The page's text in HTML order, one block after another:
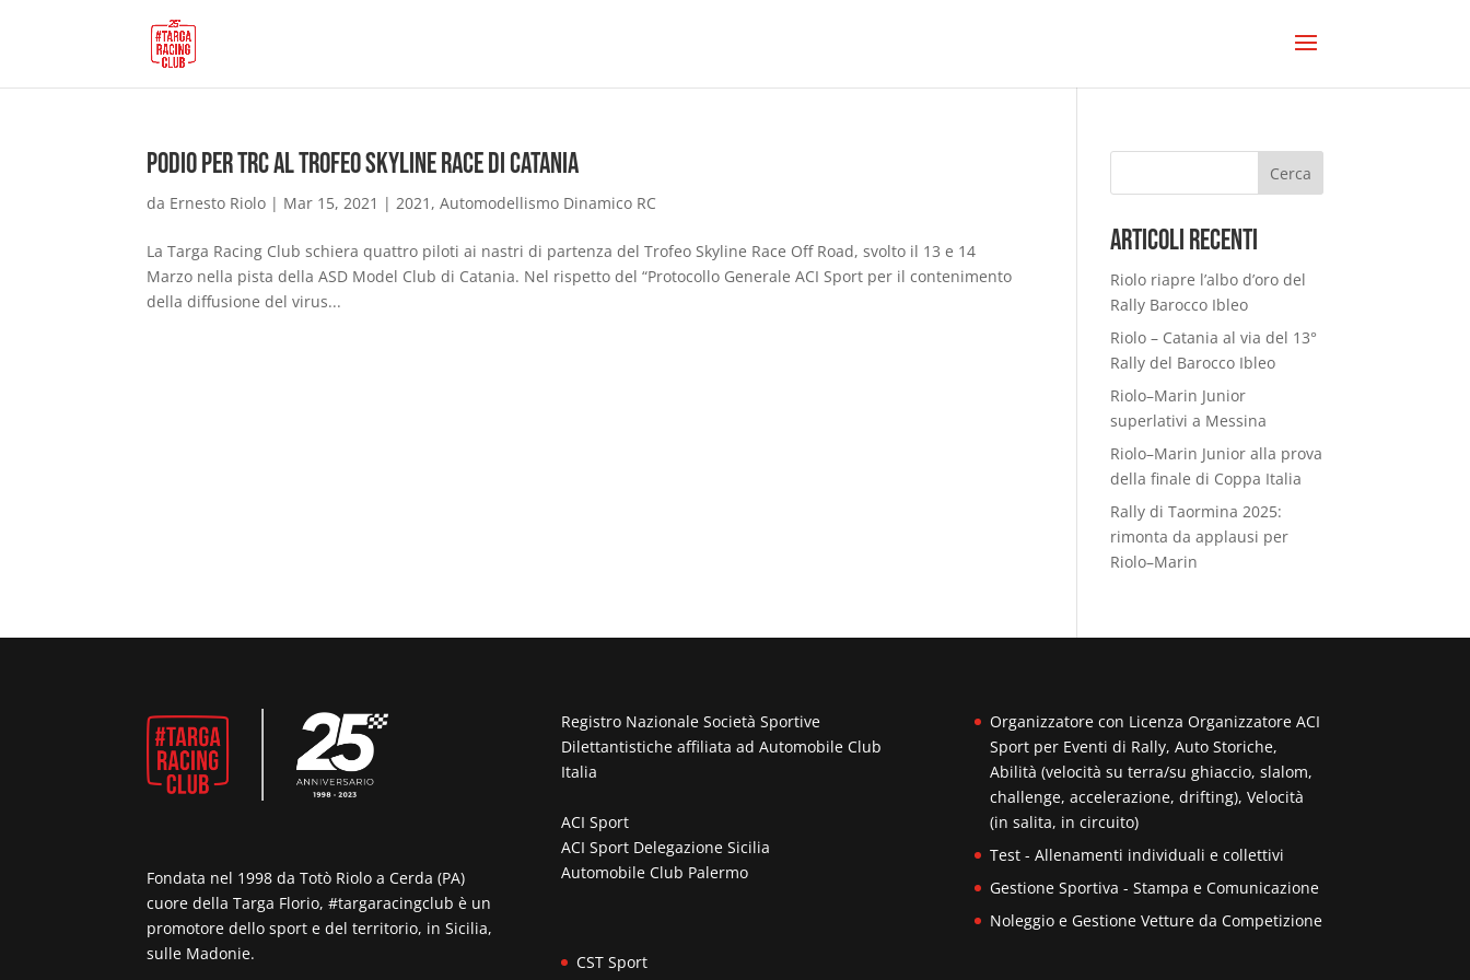
Podio per TRC al Trofeo Skyline Race di Catania
da Ernesto Riolo | Mar 15, 2021 |2021 ,Automodellismo Dinamico RC
La Targa Racing Club schiera quattro piloti ai nastri di partenza del Trofeo Skyline Race Off Road, svolto il 13 e 14
Marzo nella pista della ASD Model Club di Catania. Nel rispetto del “Protocollo Generale ACI Sport per il contenimento
della diffusione del virus...
Cerca
Articoli Recenti
Riolo riapre l’albo d’oro del
Rally Barocco Ibleo
Riolo – Catania al via del 13°
Rally del Barocco Ibleo
Riolo–Marin Junior
superlativi a Messina
Riolo–Marin Junior alla prova
della finale di Coppa Italia
Rally di Taormina 2025:
rimonta da applausi per
Riolo–Marin
Fondata nel 1998 da Totò Riolo a Cerda (PA)
cuore della Targa Florio, #targaracingclub è un
promotore dello sport e del territorio, in Sicilia,
sulle Madonie.
Registro Nazionale Società Sportive
Dilettantistiche affiliata ad Automobile Club
Italia
ACI Sport
ACI Sport Delegazione Sicilia
Automobile Club Palermo
CST Sport
Organizzatore con Licenza Organizzatore ACI
Sport per Eventi di Rally, Auto Storiche,
Abilità (velocità su terra/su ghiaccio, slalom,
challenge, accelerazione, drifting), Velocità
(in salita, in circuito)
Test - Allenamenti individuali e collettivi
Gestione Sportiva - Stampa e Comunicazione
Noleggio e Gestione Vetture da Competizione